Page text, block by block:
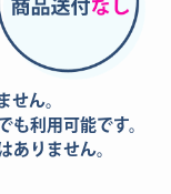
せん。
も利用可能です。
ありません。